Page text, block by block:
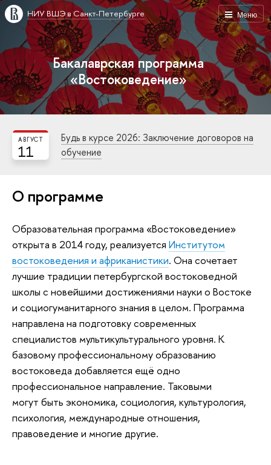
Меню
НИУ ВШЭ в Санкт-Петербурге
Бакалаврская программа
«Востоковедение»
11
АВГУСТ
Будь в курсе 2026: Заключение договоров на
обучение
О программе
Образовательная программа «Востоковедение»
открыта в 2014 году, реализуется Институтом
востоковедения и африканистики. Она сочетает
лучшие традиции петербургской востоковедной
школы с новейшими достижениями науки о Востоке
и социогуманитарного знания в целом. Программа
направлена на подготовку cовременных
специалистов мультикультурального уровня. К
базовому профессиональному образованию
востоковеда добавляется ещё одно
профессиональное направление. Таковыми
могут быть экономика, социология, культурология,
психология, международные отношения,
правоведение и многие другие.